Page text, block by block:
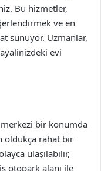
Bu hizmetler,
ve en
sunuyor. Uzmanlar,
evi
merkezi bir konumda
oldukça rahat bir
ulaşılabilir,
otopark alanı ile